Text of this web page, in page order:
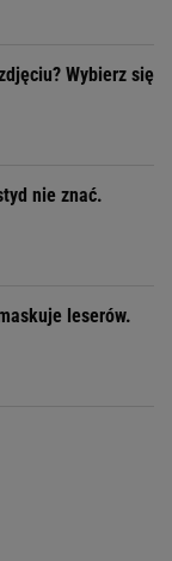
Wybierz się
nie znać.
leserów.